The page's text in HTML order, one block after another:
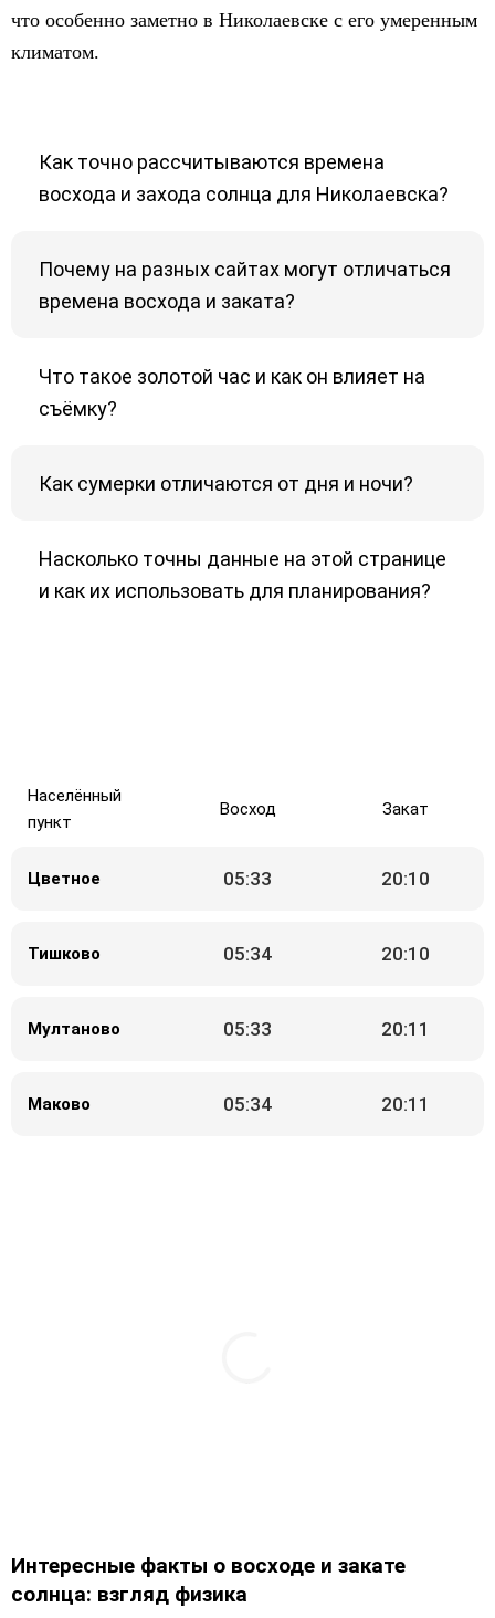
что особенно заметно в Николаевске с его умеренным
климатом.
Как точно рассчитываются времена
восхода и захода солнца для Николаевска?
Почему на разных сайтах могут отличаться
времена восхода и заката?
Что такое золотой час и как он влияет на
съёмку?
Как сумерки отличаются от дня и ночи?
Насколько точны данные на этой странице
и как их использовать для планирования?
Населённый
пункт
Восход Закат
Цветное 05:33 20:10
Тишково 05:34 20:10
Мултаново 05:33 20:11
Маково 05:34 20:11
Интересные факты о восходе и закате
солнца: взгляд физика